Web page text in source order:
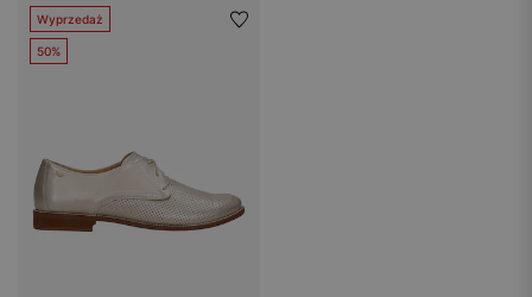
Wyprzedaż
50%